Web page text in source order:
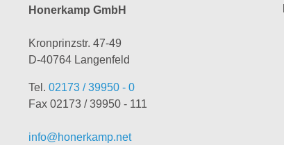
Honerkamp GmbH
Kronprinzstr. 47-49
D-40764 Langenfeld
Tel. 02173 / 39950 - 0
Fax 02173 / 39950 - 111
info@honerkamp.net